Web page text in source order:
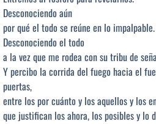
Desconociendo aún
por qué el todo se reúne en lo impalpable.
Desconociendo el todo
a la vez que me rodea con su tribu de
Y percibo la corrida del fuego hacia el
puertas,
entre los por cuánto y los aquellos y los
que justifican los ahora, los posibles y lo